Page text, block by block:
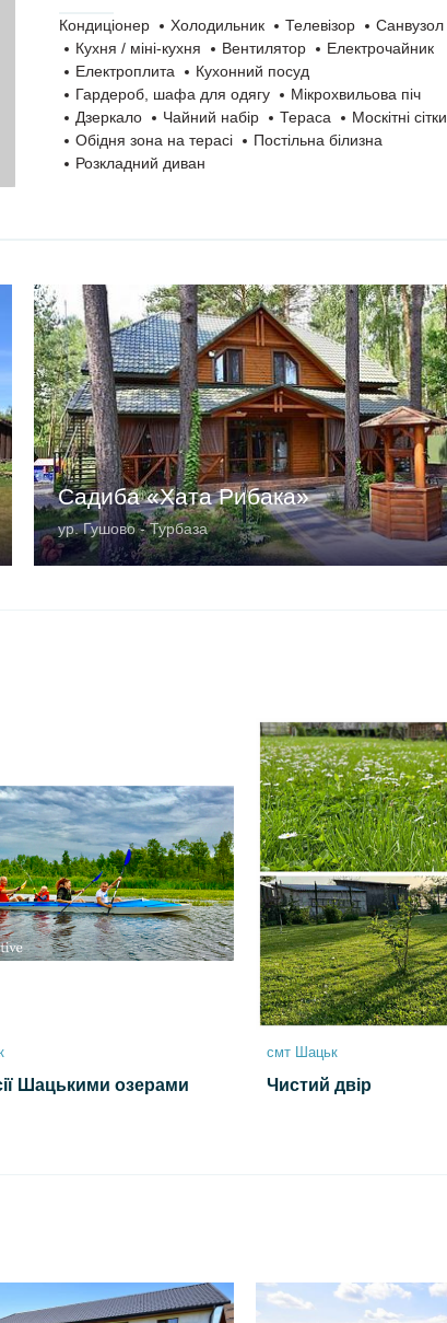
Кондиціонер Холодильник Телевізор
Санвузол
Кухня / міні-кухня
Вентилятор
Електрочайник
Електроплита
Кухонний посуд
Гардероб, шафа для одягу
Мікрохвильова піч
Дзеркало
Чайний набір Тераса
Москітні сітки
Обідня зона на терасі
Постільна білизна
Розкладний диван
Садиба «Хата Рибака»
ур. Гушово - Турбаза
Шацькими озерами
смт Шацьк
Чистий двір